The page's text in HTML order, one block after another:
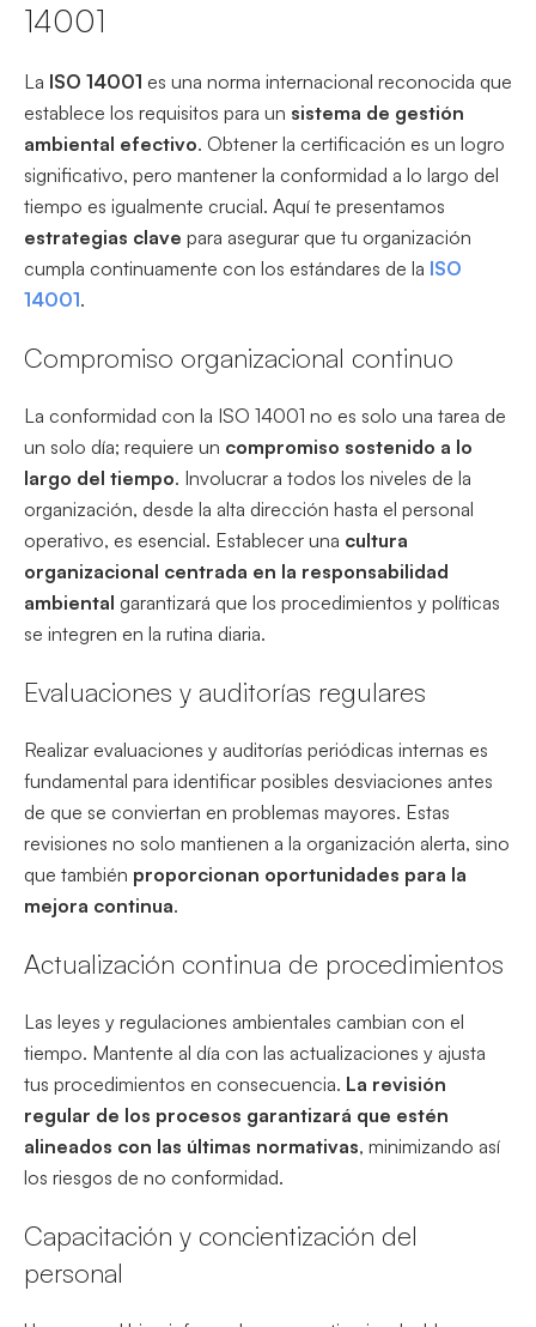
14001
La ISO 14001 es una norma internacional reconocida que
establece los requisitos para un sistema de gestión
ambiental efectivo. Obtener la certificación es un logro
significativo, pero mantener la conformidad a lo largo del
tiempo es igualmente crucial. Aquí te presentamos
estrategias clave para asegurar que tu organización
cumpla continuamente con los estándares de la ISO
14001.
Compromiso organizacional continuo
La conformidad con la ISO 14001 no es solo una tarea de
un solo día; requiere un compromiso sostenido a lo
largo del tiempo. Involucrar a todos los niveles de la
organización, desde la alta dirección hasta el personal
operativo, es esencial. Establecer una cultura
organizacional centrada en la responsabilidad
ambiental garantizará que los procedimientos y políticas
se integren en la rutina diaria.
Evaluaciones y auditorías regulares
Realizar evaluaciones y auditorías periódicas internas es
fundamental para identificar posibles desviaciones antes
de que se conviertan en problemas mayores. Estas
revisiones no solo mantienen a la organización alerta, sino
que también proporcionan oportunidades para la
mejora continua.
Actualización continua de procedimientos
Las leyes y regulaciones ambientales cambian con el
tiempo. Mantente al día con las actualizaciones y ajusta
tus procedimientos en consecuencia. La revisión
regular de los procesos garantizará que estén
alineados con las últimas normativas, minimizando así
los riesgos de no conformidad.
Capacitación y concientización del
personal